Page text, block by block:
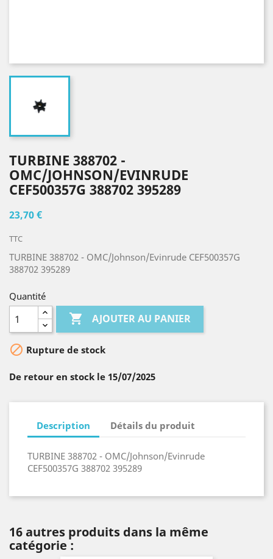
TURBINE 388702 -
OMC/JOHNSON/EVINRUDE
CEF500357G 388702 395289
23,70 €
TTC
TURBINE 388702 - OMC/Johnson/Evinrude CEF500357G
388702 395289
Quantité
 AJOUTER AU PANIER
 Rupture de stock
De retour en stock le 15/07/2025
Description Détails du produit
TURBINE 388702 - OMC/Johnson/Evinrude
CEF500357G 388702 395289
16 autres produits dans la même
catégorie :